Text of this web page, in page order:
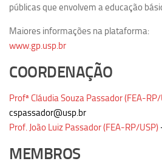
Fabiana Cristina Severi
Fernando de Lima
Maria Paula Costa
Professores Seniores
Institucional
Polo Ribeirão Preto
públicas que envolvem a educação
Maiores informações na plataforma:
www.gp.usp.br
COORDENAÇÃO
Profª Cláudia Souza Passador (FEA-RP/
cspassador@usp.br
Prof. João Luiz Passador (FEA-RP/USP)
MEMBROS